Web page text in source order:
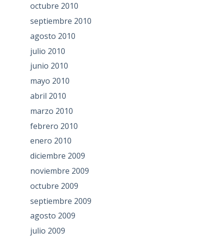
octubre 2010
septiembre 2010
agosto 2010
julio 2010
junio 2010
mayo 2010
abril 2010
marzo 2010
febrero 2010
enero 2010
diciembre 2009
noviembre 2009
octubre 2009
septiembre 2009
agosto 2009
julio 2009